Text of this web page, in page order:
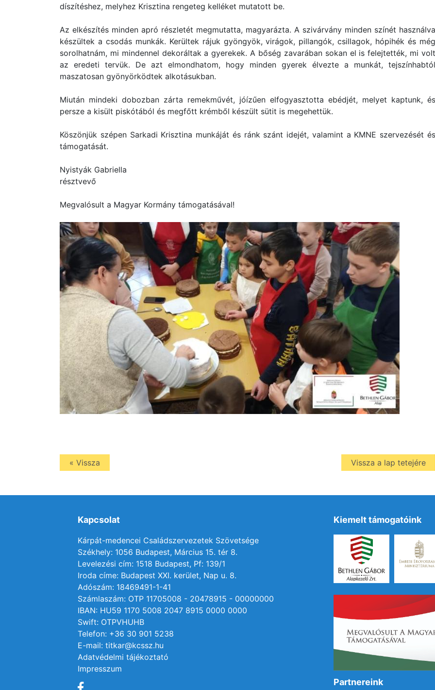
díszítéshez, melyhez Krisztina rengeteg kelléket mutatott be.
Az elkészítés minden apró részletét megmutatta, magyarázta. A szivárvány minden színét használva
készültek a csodás munkák. Kerültek rájuk gyöngyök, virágok, pillangók, csillagok, hópihék és még
sorolhatnám, mi mindennel dekoráltak a gyerekek. A bőség zavarában sokan el is felejtették, mi volt
az eredeti tervük. De azt elmondhatom, hogy minden gyerek élvezte a munkát, tejszínhabtól
maszatosan gyönyörködtek alkotásukban.
Miután mindeki dobozban zárta remekművét, jóízűen elfogyasztotta ebédjét, melyet kaptunk, és
persze a kisült piskótából és megfőtt krémből készült sütit is megehettük.
Köszönjük szépen Sarkadi Krisztina munkáját és ránk szánt idejét, valamint a KMNE szervezését és
támogatását.
Nyistyák Gabriella
résztvevő
Megvalósult a Magyar Kormány támogatásával!
« Vissza Vissza a lap tetejére
Kapcsolat
Kárpát-medencei Családszervezetek Szövetsége
Székhely: 1056 Budapest, Március 15. tér 8.
Levelezési cím: 1518 Budapest, Pf: 139/1
Iroda címe: Budapest XXI. kerület, Nap u. 8.
Adószám: 18469491-1-41
Számlaszám: OTP 11705008 - 20478915 - 00000000
IBAN: HU59 1170 5008 2047 8915 0000 0000
Swift: OTPVHUHB
Telefon: +36 30 901 5238
E-mail: titkar@kcssz.hu
Adatvédelmi tájékoztató
Impresszum
Kiemelt támogatóink
Partnereink